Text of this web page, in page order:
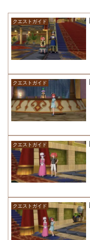
クエストガイド
クエストガイド
クエストガイド
クエストガイド